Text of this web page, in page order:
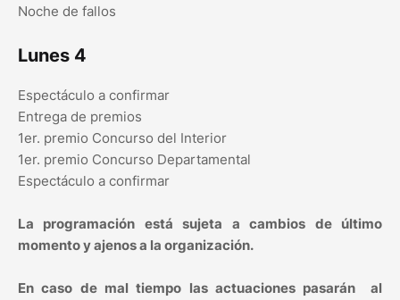
Noche de fallos
Lunes 4
Espectáculo a confirmar
Entrega de premios
1er. premio Concurso del Interior
1er. premio Concurso Departamental
Espectáculo a confirmar
La programación está sujeta a cambios de último
momento y ajenos a la organización.
En caso de mal tiempo las actuaciones pasarán al